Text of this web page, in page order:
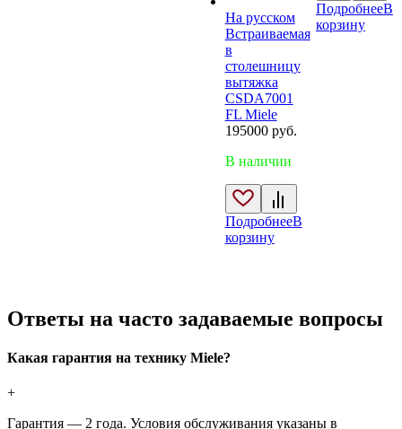
На русском
Встраиваемая
в
столешницу
вытяжка
CSDA7001
FL Miele
195000 руб.
В наличии
ПодробнееВ
корзину
ПодробнееВ
корзину
Ответы на часто задаваемые вопросы
Какая гарантия на технику Miele?
+
Гарантия — 2 года. Условия обслуживания указаны в